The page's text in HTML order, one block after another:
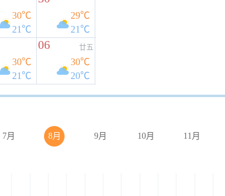
30℃
21℃
29℃
21℃
30℃
21℃
06 廿五
30℃
20℃
7月 8月 9月 10月 11月